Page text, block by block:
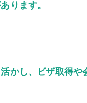
ります。
かし、ビザ取得や